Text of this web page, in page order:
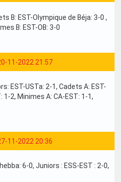
B: EST-Olympique de Béja: 3-0 ,
B: EST-OB: 3-0
11-2022 21:57
EST-USTa: 2-1, Cadets A: EST-
1-2, Minimes A: CA-EST: 1-1,
11-2022 20:36
6-0, Juniors : ESS-EST : 2-0,